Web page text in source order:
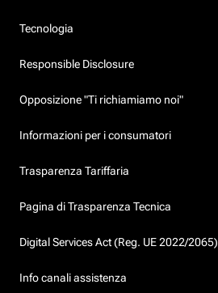
Tecnologia
Responsible Disclosure
Opposizione "Ti richiamiamo noi"
Informazioni per i consumatori
Trasparenza Tariffaria
Pagina di Trasparenza Tecnica
Digital Services Act (Reg. UE 2022/2065)
Info canali assistenza